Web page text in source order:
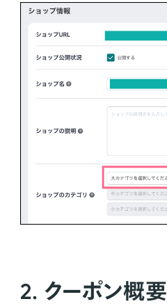
2. クーポン概要